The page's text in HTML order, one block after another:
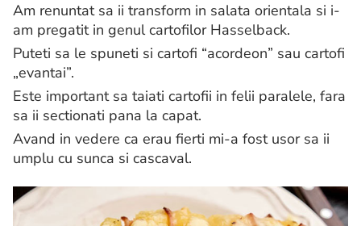
Am renuntat sa ii transform in salata orientala si i-
am pregatit in genul cartofilor Hasselback.
Puteti sa le spuneti si cartofi “acordeon” sau cartofi
„evantai”.
Este important sa taiati cartofii in felii paralele, fara
sa ii sectionati pana la capat.
Avand in vedere ca erau fierti mi-a fost usor sa ii
umplu cu sunca si cascaval.